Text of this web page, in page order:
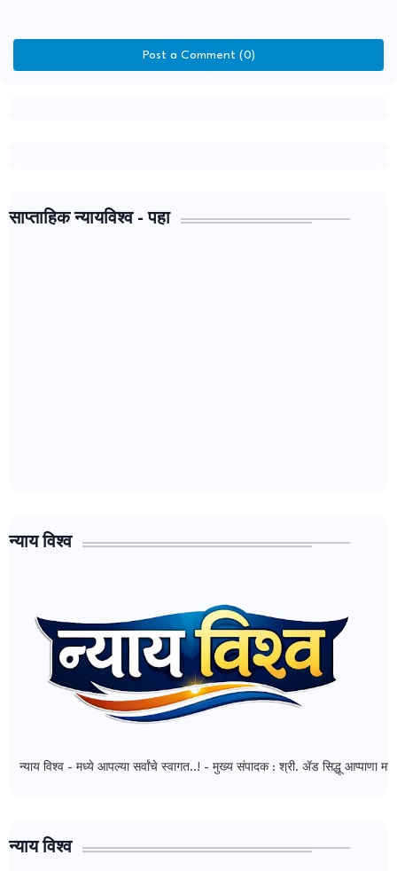
Post a Comment (0)
साप्ताहिक न्यायविश्व - पहा
न्याय विश्व
- मध्ये आपल्या सर्वांचे स्वागत..! - मुख्य संपादक : श्री. ॲड सिद्धू आप्पाणा महाडीक
न्याय विश्व